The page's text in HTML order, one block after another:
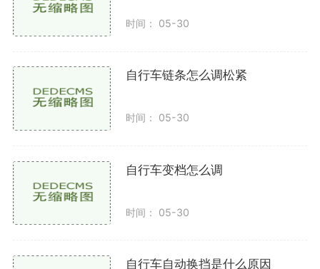
脚踏技巧
致疲劳。可以尝试用脚的前脚掌踩踏，这样能提高骑行
效率。
交替踩踏：运用踩和拉的结合，踩踏的同时用力拉
重心转移：在转弯时，适当转动身体重心向内侧倾
斜，保持车身稳定，避免失去平衡。
减速适度：转弯前应提前减速，确保转弯的安全性
时间： 05-30
自行车链条怎么调松紧
时间： 05-30
自行车变档怎么调
时间： 05-30
自行车自动换挡是什么原因